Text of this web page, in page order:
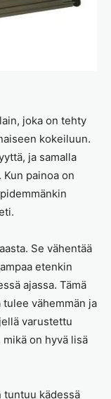
joka on tehty
kokeiluun.
ja samalla
painoa on
Se vähentää
etenkin
ajassa. Tämä
vähemmän ja
varustettu
on hyvä lisä
tuntuu kädessä